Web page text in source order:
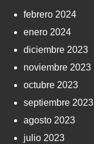
febrero 2024
enero 2024
diciembre 2023
noviembre 2023
octubre 2023
septiembre 2023
agosto 2023
julio 2023